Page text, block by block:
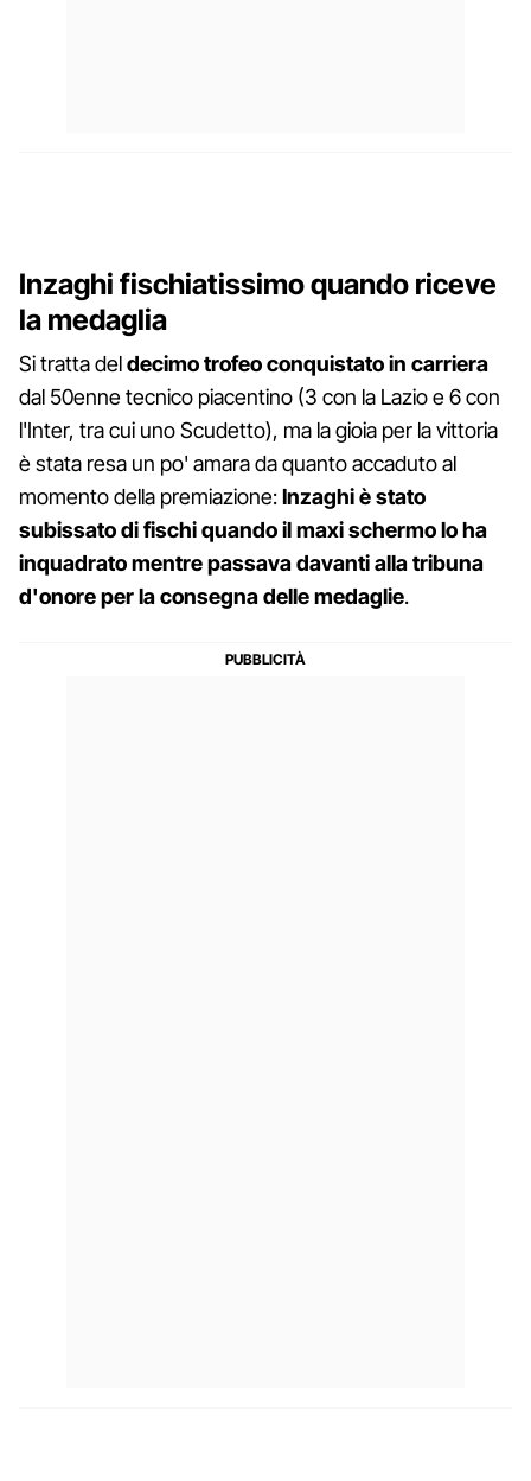
Inzaghi fischiatissimo quando riceve
la medaglia
Si tratta deldecimo trofeo conquistato in carriera
dal 50enne tecnico piacentino (3 con la Lazio e 6 con
l'Inter, tra cui uno Scudetto), ma la gioia per la vittoria
è stata resa un po' amara da quanto accaduto al
momento della premiazione:Inzaghi è stato
subissato di fischi quando il maxi schermo lo ha
inquadrato mentre passava davanti alla tribuna
d'onore per la consegna delle medaglie.